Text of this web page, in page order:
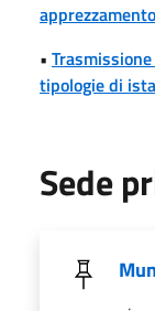
apprezzamento
•
tipologie di
Sede